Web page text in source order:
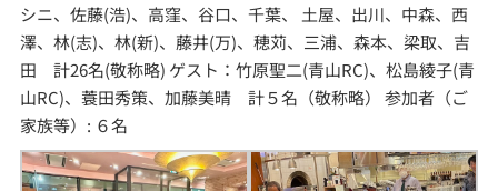
シニ、佐藤(浩)、高窪、谷口、千葉、 土屋、出川、中森、西
澤、林(志)、林(新)、藤井(万)、穂苅、三浦、森本、梁取、吉
田 計26名(敬称略) ゲスト：竹原聖二(青山RC)、松島綾子(青
山RC)、蓑田秀策、加藤美晴 計５名（敬称略） 参加者（ご
家族等）: ６名